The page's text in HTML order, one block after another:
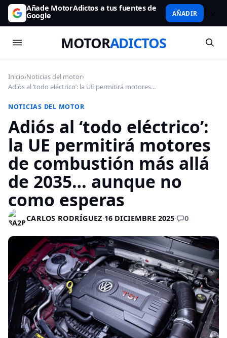
Añade MotorAdictos a tus fuentes de
Google AÑADIR
MOTORADICTOS
Inicio›Noticias del motor›
Adiós al ‘todo eléctrico’: la UE permitirá motores...
NOTICIAS DEL MOTOR
Adiós al ‘todo eléctrico’:
la UE permitirá motores
de combustión más allá
de 2035… aunque no
como esperas
CARLOS RODRÍGUEZ·16 DICIEMBRE 2025· 0